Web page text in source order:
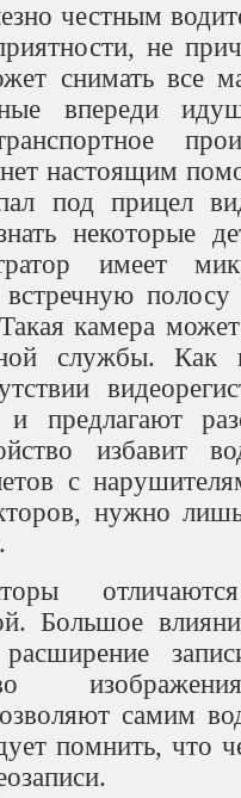
честным
не
снимать
впереди
настоящим
под прицел
некоторые
имеет
камера может
службы. Как
и предлагают
избавит
с
нужно
Большое
самим
помнить, что